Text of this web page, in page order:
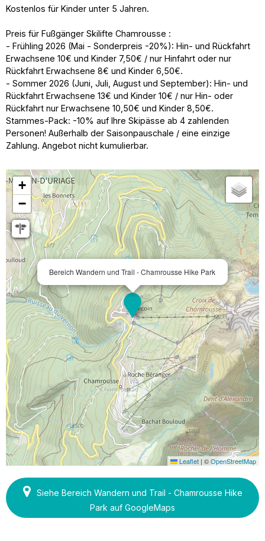
Kostenlos für Kinder unter 5 Jahren.
Preis für Fußgänger Skilifte Chamrousse :
- Frühling 2026 (Mai - Sonderpreis -20%): Hin- und Rückfahrt
Erwachsene 10€ und Kinder 7,50€ / nur Hinfahrt oder nur
Rückfahrt Erwachsene 8€ und Kinder 6,50€.
- Sommer 2026 (Juni, Juli, August und September): Hin- und
Rückfahrt Erwachsene 13€ und Kinder 10€ / nur Hin- oder
Rückfahrt nur Erwachsene 10,50€ und Kinder 8,50€.
Stammes-Pack: -10% auf Ihre Skipässe ab 4 zahlenden
Personen! Außerhalb der Saisonpauschale / eine einzige
Zahlung. Angebot nicht kumulierbar.
Bereich Wandern und Trail - Chamrousse Hike Park
+
−
Leaflet | ©OpenStreetMap
Siehe Bereich Wandern und Trail - Chamrousse Hike
Park auf GoogleMaps